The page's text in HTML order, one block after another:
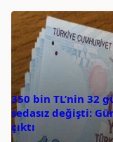
350 bin TL’nin 32
sedasız değişti:
çıktı